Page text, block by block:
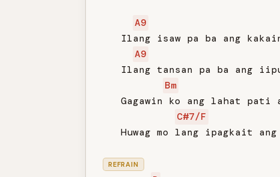
A9
Ilang isaw pa ba ang
A9
Ilang tansan pa ba ang
Bm
Gagawin ko ang lahat pati
C#7/F
Huwag mo lang ipagkait
REFRAIN